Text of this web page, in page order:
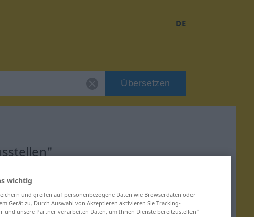
DE
Übersetzen
wichtig
und greifen auf personenbezogene Daten wie Browserdaten oder
Gerät zu. Durch Auswahl von Akzeptieren aktivieren Sie Tracking-
und unsere Partner verarbeiten Daten, um Ihnen Dienste bereitzustellen“